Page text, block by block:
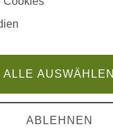
ALLE AUSWÄHLEN
ABLEHNEN